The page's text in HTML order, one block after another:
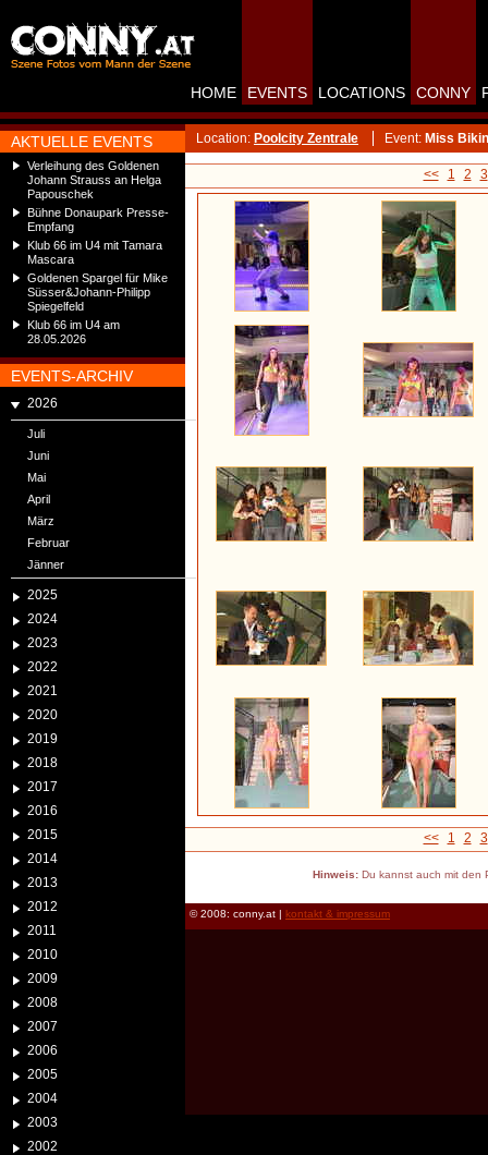
AKTUELLE EVENTS
Verleihung des Goldenen
Johann Strauss an Helga
Papouschek
Bühne Donaupark Presse-
Empfang
Klub 66 im U4 mit Tamara
Mascara
Goldenen Spargel für Mike
Süsser&Johann-Philipp
Spiegelfeld
Klub 66 im U4 am
28.05.2026
EVENTS-ARCHIV
2026
Juli
Juni
Mai
April
März
Februar
Jänner
2025
2024
2023
2022
2021
2020
2019
2018
2017
2016
2015
2014
2013
2012
2011
2010
2009
2008
2007
2006
2005
2004
2003
2002
HOME EVENTS LOCATIONS CONNY
Location: Poolcity Zentrale Event: Miss
<< 1 2 3
<< 1 2 3
Hinweis:Du kannst auch mit den
© 2008: conny.at | kontakt & impressum